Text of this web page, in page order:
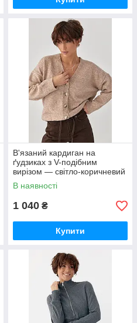
В'язаний кардиган на
ґудзиках з V-подібним
вирізом — світло-коричневий
колір, ONE SIZE (є розміри)
В наявності
1 040 ₴
Купити